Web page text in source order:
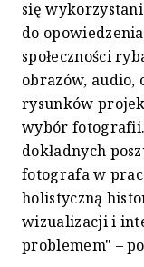
się
do
społeczności
obrazów, audio,
rysunków
wybór
dokładnych
fotografa w
holistyczną
wizualizacji i
problemem" –